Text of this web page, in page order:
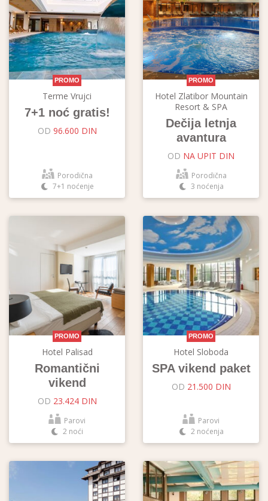
PROMO
Terme Vrujci
7+1 noć gratis!
OD 96.600 DIN
Porodična
7+1 noćenje
PROMO
Hotel Zlatibor Mountain
Resort & SPA
Dečija letnja
avantura
OD NA UPIT DIN
Porodična
3 noćenja
PROMO
Hotel Palisad
Romantični
vikend
OD 23.424 DIN
Parovi
2 noći
PROMO
Hotel Sloboda
SPA vikend paket
OD 21.500 DIN
Parovi
2 noćenja